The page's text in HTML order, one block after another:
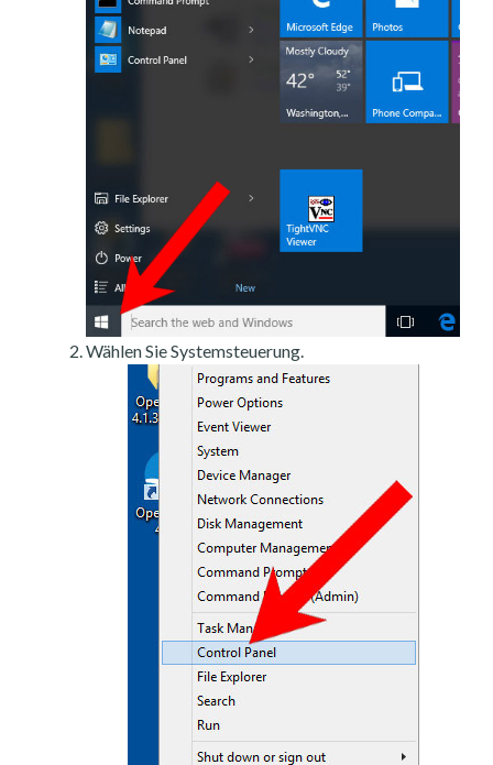
Wählen Sie Systemsteuerung.